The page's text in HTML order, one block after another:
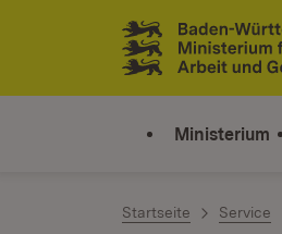
Zum Inhalt springen
Link zur Startseite
Ministerium
Startseite Service